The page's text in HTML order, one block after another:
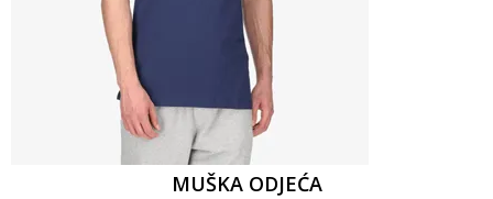
MUŠKA ODJEĆA